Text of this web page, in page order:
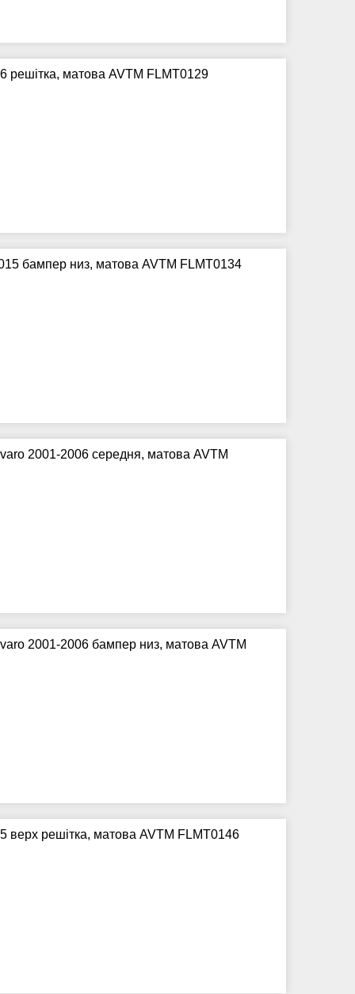
решітка, матова AVTM FLMT0129
бампер низ, матова AVTM FLMT0134
2001-2006 середня, матова AVTM
2001-2006 бампер низ, матова AVTM
верх решітка, матова AVTM FLMT0146